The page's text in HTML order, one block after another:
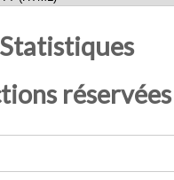
Statistiques